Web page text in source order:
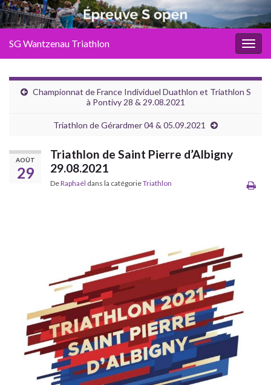
SG Wantzenau Triathlon
Championnat de France Individuel Duathlon et Triathlon S
à Pontivy 28 & 29.08.2021
Triathlon de Gérardmer 04 & 05.09.2021
AOÛT
29
Triathlon de Saint Pierre d’Albigny
29.08.2021
DeRaphaël dans la catégorieTriathlon